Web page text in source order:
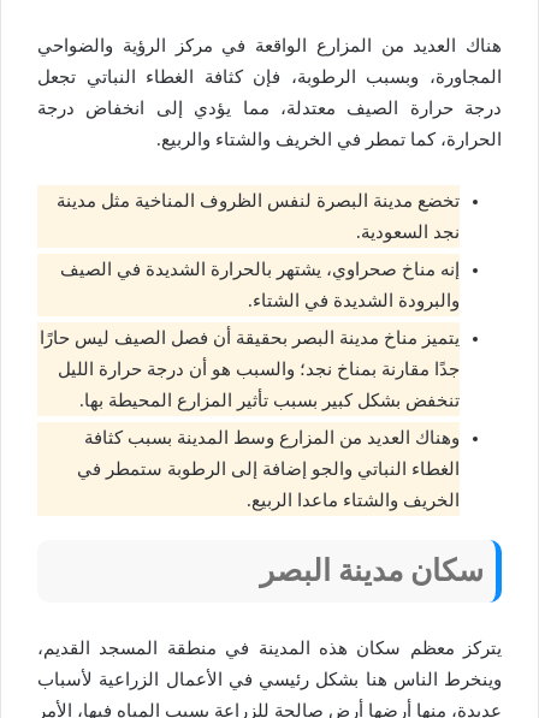
هناك العديد من المزارع الواقعة في مركز الرؤية والضواحي
المجاورة، وبسبب الرطوبة، فإن كثافة الغطاء النباتي تجعل
درجة حرارة الصيف معتدلة، مما يؤدي إلى انخفاض درجة
الحرارة، كما تمطر في الخريف والشتاء والربيع.
تخضع مدينة البصرة لنفس الظروف المناخية مثل مدينة
نجد السعودية.
إنه مناخ صحراوي، يشتهر بالحرارة الشديدة في الصيف
والبرودة الشديدة في الشتاء.
يتميز مناخ مدينة البصر بحقيقة أن فصل الصيف ليس حارًا
جدًا مقارنة بمناخ نجد؛ والسبب هو أن درجة حرارة الليل
تنخفض بشكل كبير بسبب تأثير المزارع المحيطة بها.
وهناك العديد من المزارع وسط المدينة بسبب كثافة
الغطاء النباتي والجو إضافة إلى الرطوبة ستمطر في
الخريف والشتاء ماعدا الربيع.
سكان مدينة البصر
يتركز معظم سكان هذه المدينة في منطقة المسجد القديم،
وينخرط الناس هنا بشكل رئيسي في الأعمال الزراعية لأسباب
عديدة، منها أرضها أرض صالحة للزراعة بسبب المياه فيها، الأمر